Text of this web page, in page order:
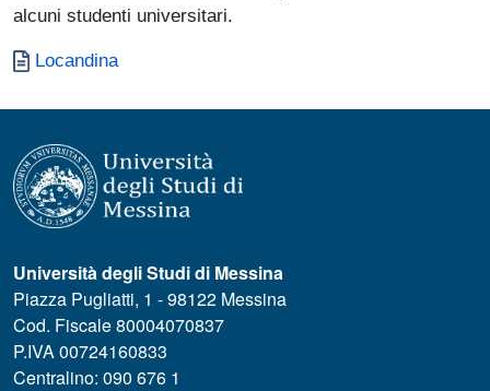
alcuni studenti universitari.
Document
Locandina
Università degli Studi di Messina
Piazza Pugliatti, 1 - 98122 Messina
Cod. Fiscale 80004070837
P.IVA 00724160833
Centralino: 090 676 1